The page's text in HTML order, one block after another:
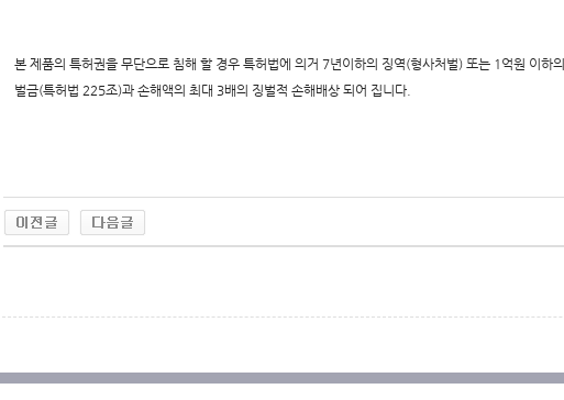
본 제품의 특허권을 무단으로 침해 할 경우 특허법에 의거 7년이하의 징역(형사처벌) 또는 1억원 이하의
벌금(특허법 225조)과 손해액의 최대 3배의 징벌적 손해배상 되어 집니다.